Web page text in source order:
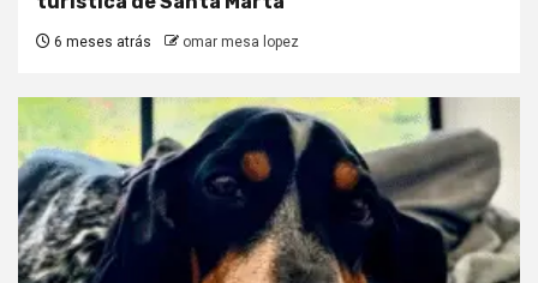
6 meses atrás omar mesa lopez